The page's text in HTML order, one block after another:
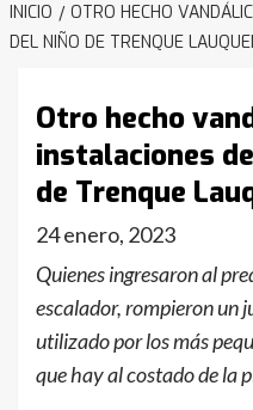
INICIO
OTRO HECHO
DEL NIÑO DE TRENQUE
Otro hecho
instalaciones
de Trenque
24 enero, 2023
Quienes ingresaron al
escalador, rompieron un
utilizado por los más
que hay al costado de la